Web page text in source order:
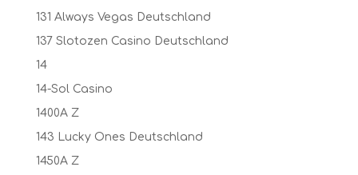
131 Always Vegas Deutschland
137 Slotozen Casino Deutschland
14
14-Sol Casino
1400A Z
143 Lucky Ones Deutschland
1450A Z